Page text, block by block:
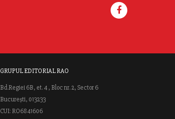
GRUPUL EDITORIAL RAO
Bd.Regiei 6B, et. 4 , Bloc nr. 2, Sector 6
București, 013233
CUI: RO6841606